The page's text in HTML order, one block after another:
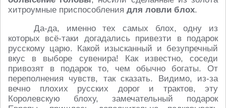
хитроумные приспособления для ловли блох.
Да-да, именно тех самых блох, одну из
которых всё-таки догадались привезти в подарок
русскому царю. Какой изысканный и безупречный
вкус в выборе сувенира! Как известно, соседи
привозят в подарок то, чем обычно богаты. От
переполнения чувств, так сказать. Видимо, из-за
вечно плохих русских дорог и трактов, эту
Королевскую блоху, замечательный подарок